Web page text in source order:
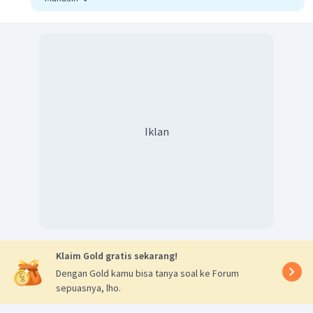
Iklan
Klaim Gold gratis sekarang!
Dengan Gold kamu bisa tanya soal ke Forum
sepuasnya, lho.